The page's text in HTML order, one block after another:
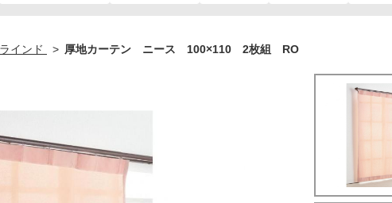
インド 厚地カーテン ニース 100×110 2枚組 RO